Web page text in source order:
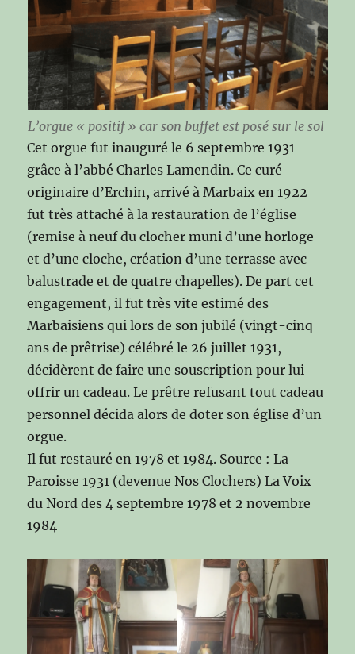
L’orgue « positif » car son buffet est posé sur le sol
Cet orgue fut inauguré le 6 septembre 1931
grâce à l’abbé Charles Lamendin. Ce curé
originaire d’Erchin, arrivé à Marbaix en 1922
fut très attaché à la restauration de l’église
(remise à neuf du clocher muni d’une horloge
et d’une cloche, création d’une terrasse avec
balustrade et de quatre chapelles). De part cet
engagement, il fut très vite estimé des
Marbaisiens qui lors de son jubilé (vingt-cinq
ans de prêtrise) célébré le 26 juillet 1931,
décidèrent de faire une souscription pour lui
offrir un cadeau. Le prêtre refusant tout cadeau
personnel décida alors de doter son église d’un
orgue.
Il fut restauré en 1978 et 1984. Source : La
Paroisse 1931 (devenue Nos Clochers) La Voix
du Nord des 4 septembre 1978 et 2 novembre
1984